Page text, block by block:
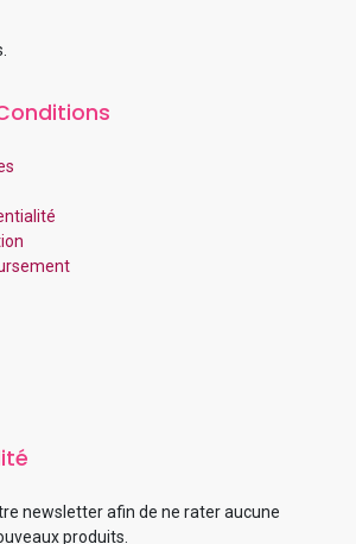
newsletter afin de ne rater aucune
produits.